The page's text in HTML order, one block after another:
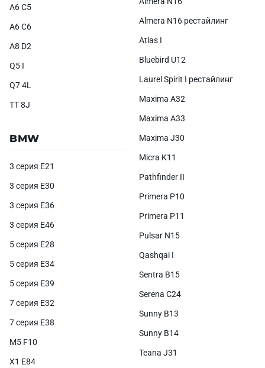
A6 C5
A6 C6
A8 D2
Q5 I
Q7 4L
TT 8J
BMW
3 серия E21
3 серия E30
3 серия E36
3 серия E46
5 серия E28
5 серия E34
5 серия E39
7 серия E32
7 серия E38
M5 F10
X1 E84
Almera N16 рестайлинг
Atlas I
Bluebird U12
Laurel Spirit I рестайлинг
Maxima A32
Maxima A33
Maxima J30
Micra K11
Pathfinder II
Primera P10
Primera P11
Pulsar N15
Qashqai I
Sentra B15
Serena C24
Sunny B13
Sunny B14
Teana J31